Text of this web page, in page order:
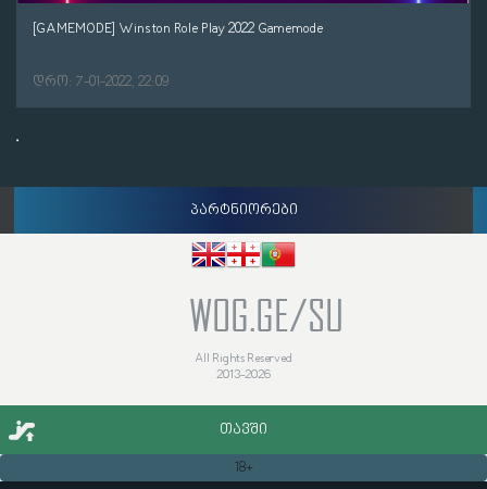
[GAMEMODE] Winston Role Play 2022 Gamemode
დრო: 7-01-2022, 22:09
პარტნიორები
WOG.GE/SU
All Rights Reserved
2013-2026
ᲗᲐᲕᲨᲘ
18+